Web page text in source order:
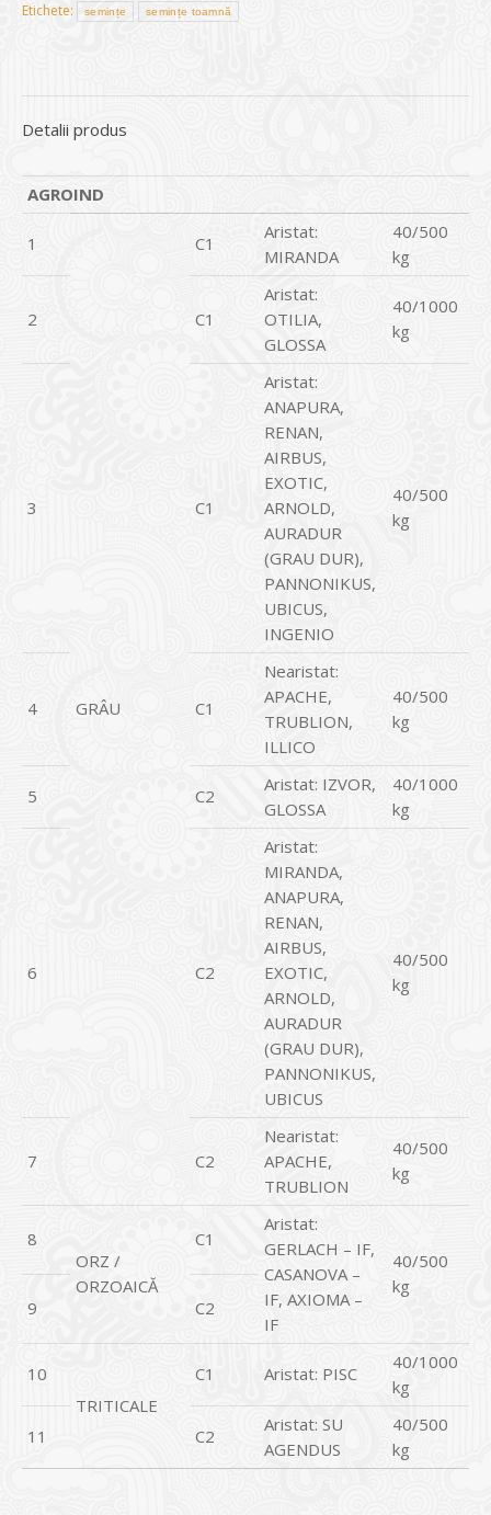
Etichete:
semințe semințe toamnă
Detalii produs
AGROIND
1
GRÂU
C1
Aristat:
MIRANDA
40/500
kg
2 C1
Aristat:
OTILIA,
GLOSSA
40/1000
kg
3 C1
Aristat:
ANAPURA,
RENAN,
AIRBUS,
EXOTIC,
ARNOLD,
AURADUR
(GRAU DUR),
PANNONIKUS,
UBICUS,
INGENIO
40/500
kg
4 C1
Nearistat:
APACHE,
TRUBLION,
ILLICO
40/500
kg
5 C2
Aristat: IZVOR,
GLOSSA
40/1000
kg
6 C2
Aristat:
MIRANDA,
ANAPURA,
RENAN,
AIRBUS,
EXOTIC,
ARNOLD,
AURADUR
(GRAU DUR),
PANNONIKUS,
UBICUS
40/500
kg
7 C2
Nearistat:
APACHE,
TRUBLION
40/500
kg
8
ORZ /
ORZOAICĂ
C1
Aristat:
GERLACH – IF,
CASANOVA –
IF, AXIOMA –
IF
40/500
kg
9
C2
10
TRITICALE
C1 Aristat: PISC
40/1000
kg
11 C2
Aristat: SU
AGENDUS
40/500
kg